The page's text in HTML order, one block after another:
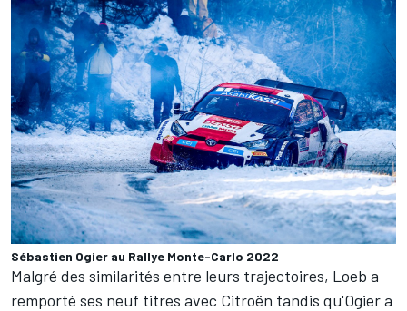
Sébastien Ogier au Rallye Monte-Carlo 2022
Malgré des similarités entre leurs trajectoires, Loeb a
remporté ses neuf titres avec Citroën tandis qu'Ogier a